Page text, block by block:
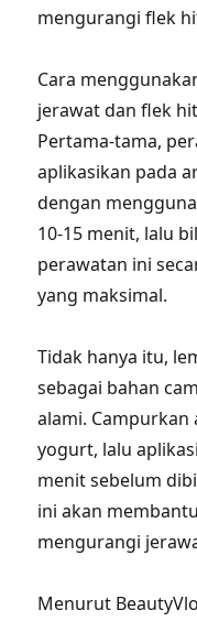
mengurangi flek
Cara
jerawat dan flek
Pertama-tama,
aplikasikan pada
dengan
10-15 menit, lalu
perawatan ini
yang maksimal.
Tidak hanya itu,
sebagai bahan
alami.
yogurt, lalu
menit sebelum
ini akan
mengurangi
Menurut